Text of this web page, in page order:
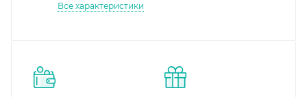
Все характеристики